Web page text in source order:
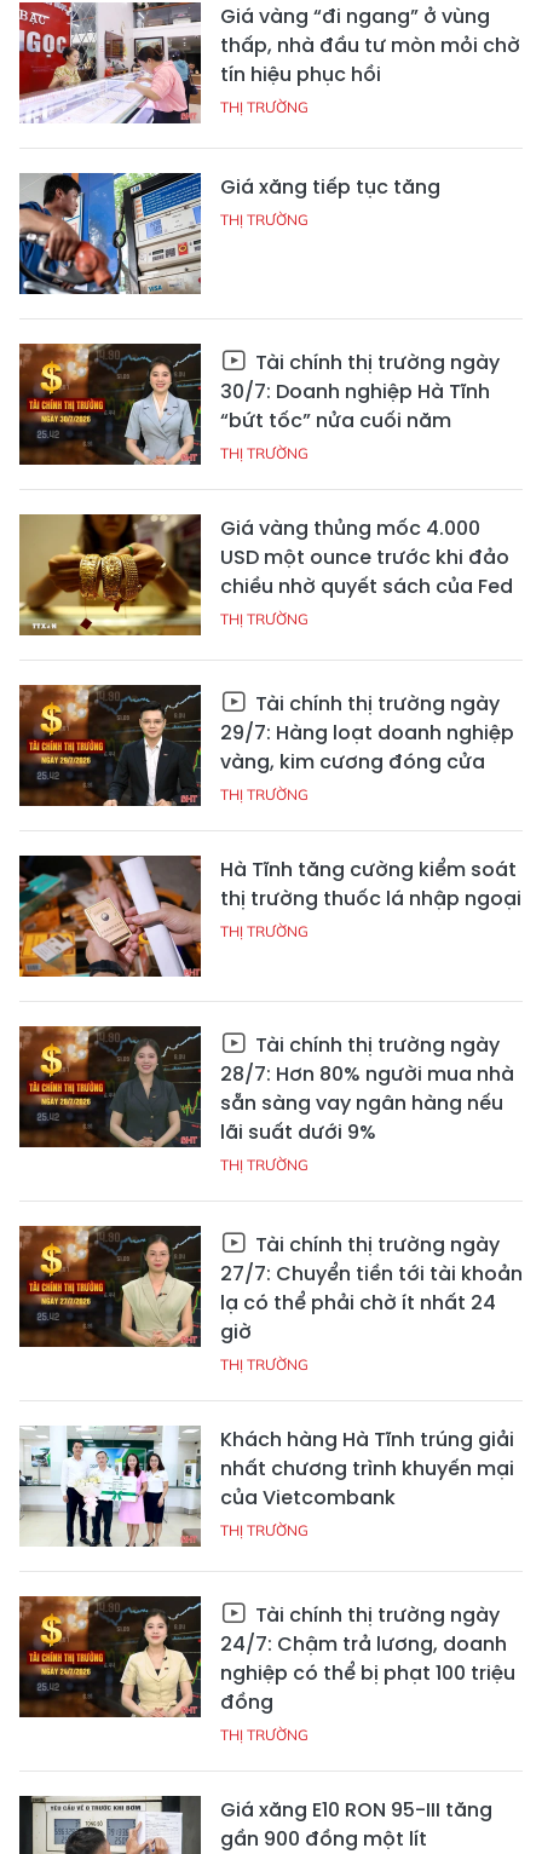
Giá vàng “đi ngang” ở vùng
thấp, nhà đầu tư mòn mỏi chờ
tín hiệu phục hồi
THỊ TRƯỜNG
Giá xăng tiếp tục tăng
THỊ TRƯỜNG
Tài chính thị trường ngày
30/7: Doanh nghiệp Hà Tĩnh
“bứt tốc” nửa cuối năm
THỊ TRƯỜNG
Giá vàng thủng mốc 4.000
USD một ounce trước khi đảo
chiều nhờ quyết sách của Fed
THỊ TRƯỜNG
Tài chính thị trường ngày
29/7: Hàng loạt doanh nghiệp
vàng, kim cương đóng cửa
THỊ TRƯỜNG
Hà Tĩnh tăng cường kiểm soát
thị trường thuốc lá nhập ngoại
THỊ TRƯỜNG
Tài chính thị trường ngày
28/7: Hơn 80% người mua nhà
sẵn sàng vay ngân hàng nếu
lãi suất dưới 9%
THỊ TRƯỜNG
Tài chính thị trường ngày
27/7: Chuyển tiền tới tài khoản
lạ có thể phải chờ ít nhất 24
giờ
THỊ TRƯỜNG
Khách hàng Hà Tĩnh trúng giải
nhất chương trình khuyến mại
của Vietcombank
THỊ TRƯỜNG
Tài chính thị trường ngày
24/7: Chậm trả lương, doanh
nghiệp có thể bị phạt 100 triệu
đồng
THỊ TRƯỜNG
Giá xăng E10 RON 95-III tăng
gần 900 đồng một lít